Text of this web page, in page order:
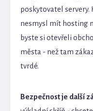
poskytovatel servery.
nesmysl mít hosting
byste si otevřeli
města - než tam
tvrdé.
Bezpečnost je další